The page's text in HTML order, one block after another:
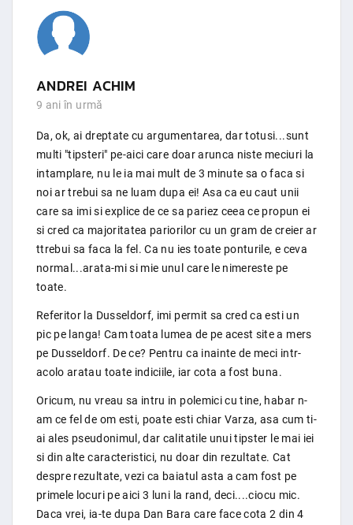
ANDREI ACHIM
9 ani în urmă
Da, ok, ai dreptate cu argumentarea, dar totusi...sunt
multi "tipsteri" pe-aici care doar arunca niste meciuri la
intamplare, nu le ia mai mult de 3 minute sa o faca si
noi ar trebui sa ne luam dupa ei! Asa ca eu caut unii
care sa imi si explice de ce sa pariez ceea ce propun ei
si cred ca majoritatea pariorilor cu un gram de creier ar
ttrebui sa faca la fel. Ca nu ies toate ponturile, e ceva
normal...arata-mi si mie unul care le nimereste pe
toate.
Referitor la Dusseldorf, imi permit sa cred ca esti un
pic pe langa! Cam toata lumea de pe acest site a mers
pe Dusseldorf. De ce? Pentru ca inainte de meci intr-
acolo aratau toate indiciile, iar cota a fost buna.
Oricum, nu vreau sa intru in polemici cu tine, habar n-
am ce fel de om esti, poate esti chiar Varza, asa cum ti-
ai ales pseudonimul, dar calitatile unui tipster le mai iei
si din alte caracteristici, nu doar din rezultate. Cat
despre rezultate, vezi ca baiatul asta a cam fost pe
primele locuri pe aici 3 luni la rand, deci....ciocu mic.
Daca vrei, ia-te dupa Dan Bara care face cota 2 din 4